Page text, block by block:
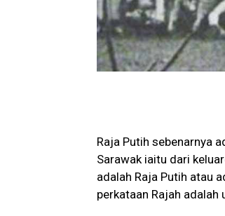
Raja Putih sebenarnya
Sarawak iaitu dari
adalah Raja Putih atau
perkataan Rajah